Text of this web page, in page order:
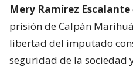
Mery Ramírez Escalante
prisión de Calpán
libertad del imputado
seguridad de la sociedad